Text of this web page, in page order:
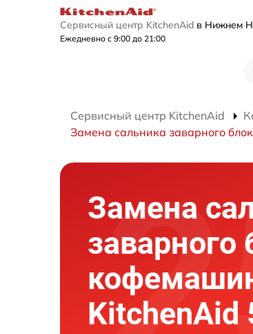
Сервисный центр KitchenAid в Нижнем
Ежедневно с 9:00 до 21:00
Сервисный центр KitchenAid
Замена сальника заварного
Замена
заварного
KitchenAid